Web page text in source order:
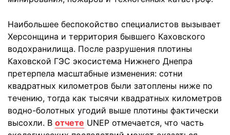
Наибольшее беспокойство специалистов вызывает
Херсонщина и территория бывшего Каховского
водохранилища. После разрушения плотины
Каховской ГЭС экосистема Нижнего Днепра
претерпела масштабные изменения: сотни
квадратных километров были затоплены ниже по
течению, тогда как тысячи квадратных километров
водно-болотных угодий выше плотины фактически
высохли. В отчете UNEP отмечается, что часть